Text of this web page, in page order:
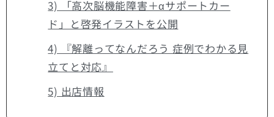
3) 「高次脳機能障害＋αサポートカー
ド」と啓発イラストを公開
4) 『解離ってなんだろう 症例でわかる見
立てと対応』
5) 出店情報